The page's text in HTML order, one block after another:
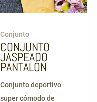
Conjunto
CONJUNTO
JASPEADO
PANTALÓN
Conjunto deportivo
super cómodo de